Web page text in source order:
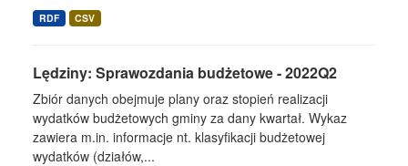
RDF CSV
Lędziny: Sprawozdania budżetowe - 2022Q2
Zbiór danych obejmuje plany oraz stopień realizacji
wydatków budżetowych gminy za dany kwartał. Wykaz
zawiera m.in. informacje nt. klasyfikacji budżetowej
wydatków (działów,...